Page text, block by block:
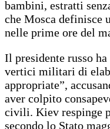
bambini, estratti
che Mosca definisce
nelle prime ore del
Il presidente russo
vertici militari di
appropriate”,
aver colpito
civili. Kiev respinge
secondo lo Stato